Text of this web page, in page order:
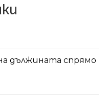
дължината спрямо